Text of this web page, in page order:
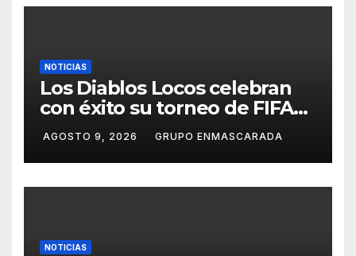
NOTICIAS
Los Diablos Locos celebran
con éxito su torneo de FIFA
durante el verano
AGOSTO 9, 2026 GRUPO ENMASCARADA
NOTICIAS